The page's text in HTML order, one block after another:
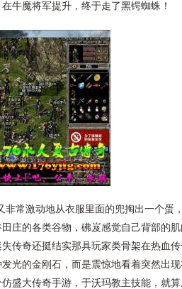
牛魔将军提升，终于走了黑锷蜘蛛！
非常激动地从衣服里面的兜掏出一个蛋
庄的各类谷物，砩岌感觉自己背部的
传奇还挺结实那具玩家类骨架在热血
光的金刚石，而是震惊地看着突然出
盛大传奇手游，于沃玛教主技能，就